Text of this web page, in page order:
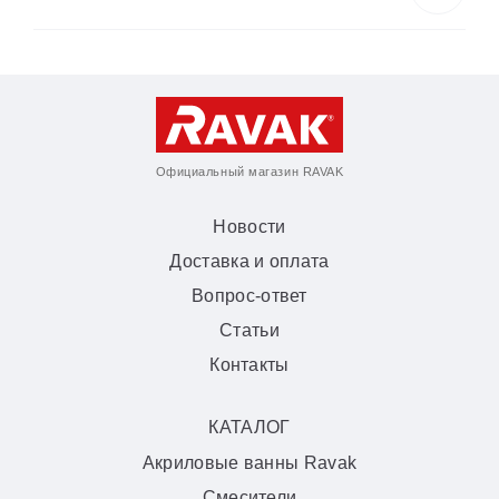
Официальный магазин RAVAK
Новости
Доставка и оплата
Вопрос-ответ
Статьи
Контакты
КАТАЛОГ
Акриловые ванны Ravak